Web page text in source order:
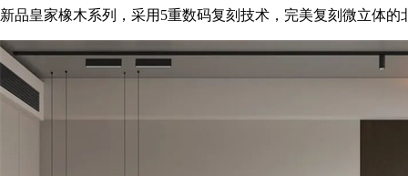
新品皇家橡木系列，采用5重数码复刻技术，完美复刻微立体